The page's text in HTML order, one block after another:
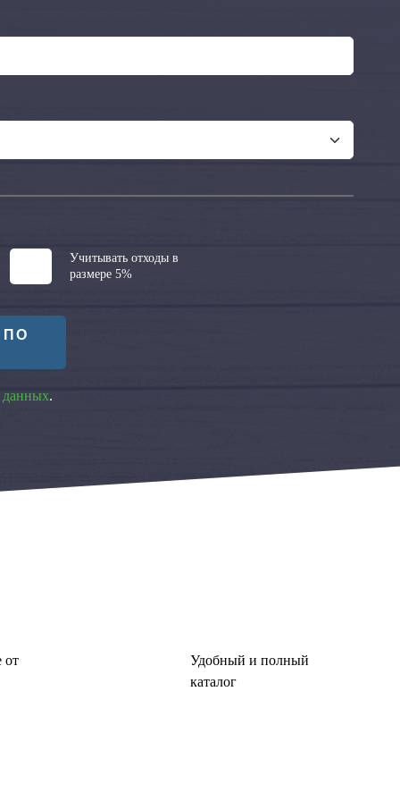
Учитывать отходы в
размере 5%
ПО
данных.
от
Удобный и полный
каталог